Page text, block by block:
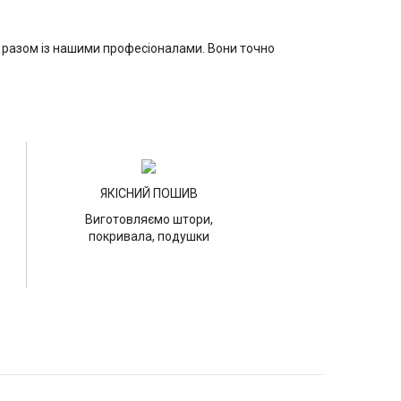
разом із нашими професіоналами. Вони точно
ЯКІСНИЙ ПОШИВ
Виготовляємо штори,
покривала, подушки